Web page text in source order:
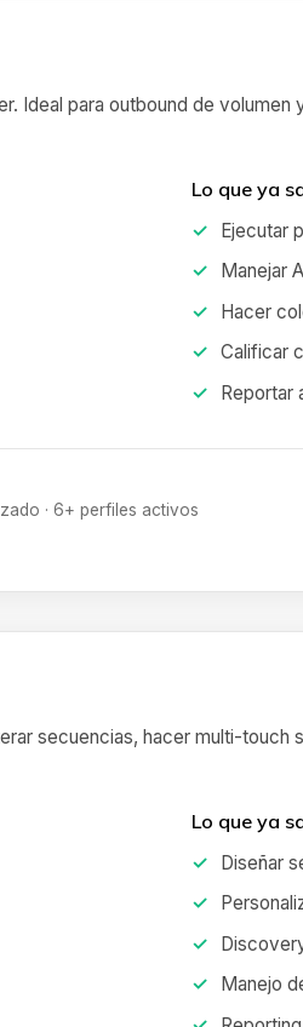
Ideal para outbound de
Lo que ya
Ejecutar
Manejar
Hacer
Calificar
Reportar
· 6+ perfiles activos
secuencias, hacer multi-touch
Lo que ya
Diseñar
Manejo